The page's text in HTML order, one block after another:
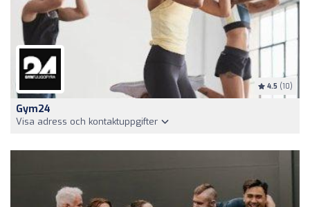
4.5 (10)
Gym24
Visa adress och kontaktuppgifter